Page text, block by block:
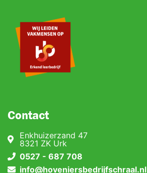
Contact
Enkhuizerzand 47
8321 ZK Urk
0527 - 687 708
info@hoveniersbedrijfschraal.nl